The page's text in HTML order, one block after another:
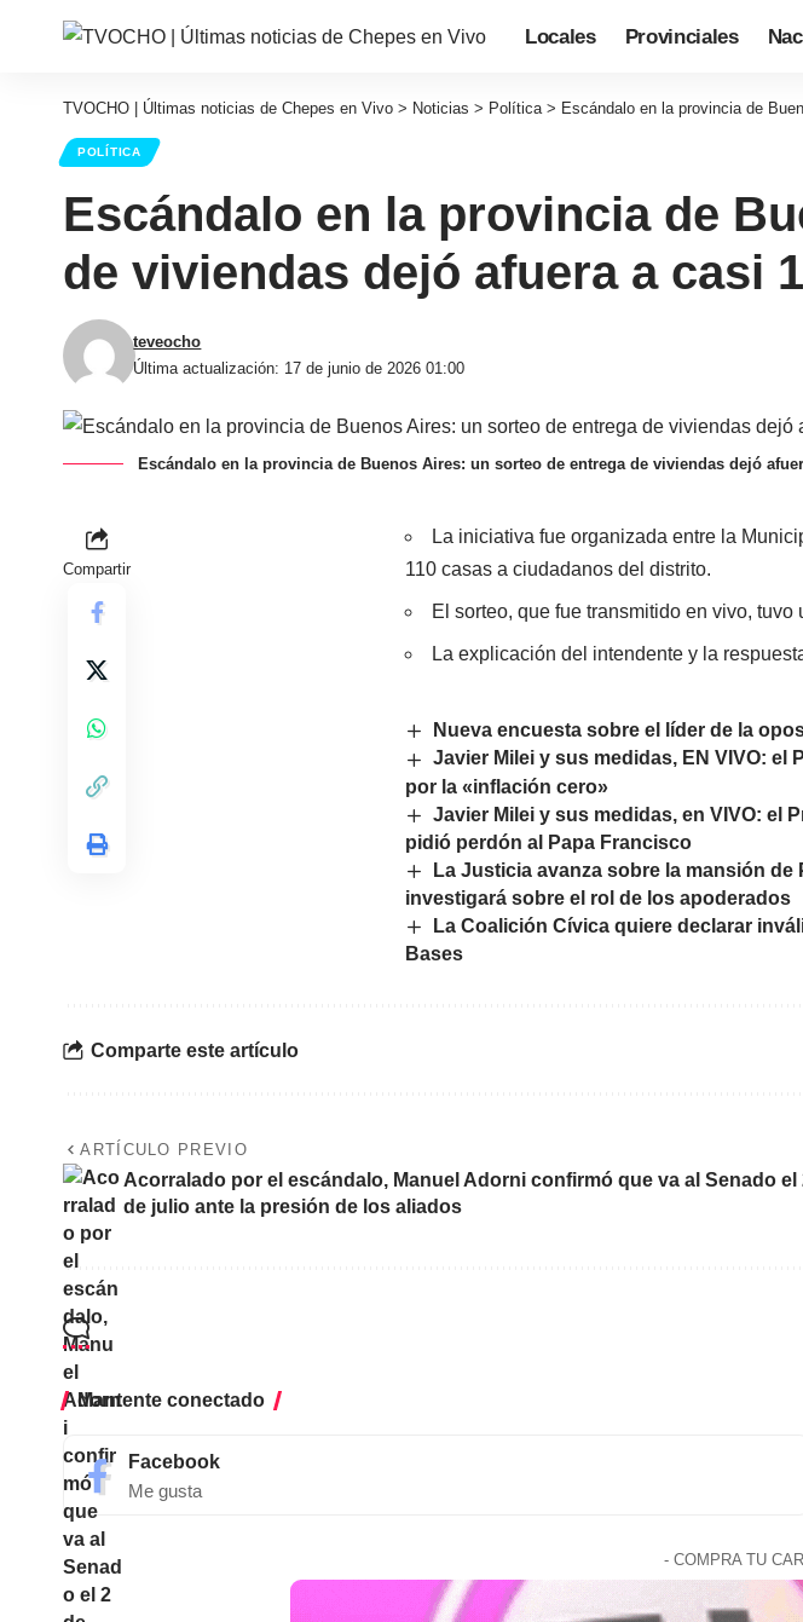
Locales Provinciales
TVOCHO | Últimas noticias de Chepes en Vivo > Noticias > Política> Escándalo en la provincia de
POLÍTICA
Escándalo en la provincia de
de viviendas dejó afuera a casi
Última actualización: 17 de junio de 2026 01:00
teveocho
Escándalo en la provincia de Buenos Aires: un sorteo de entrega de viviendas dejó
Compartir
La iniciativa fue organizada entre la
110 casas a ciudadanos del distrito.
El sorteo, que fue transmitido en vivo,
La explicación del intendente y la
Nueva encuesta sobre el líder de la
Javier Milei y sus medidas, EN VIVO:
por la «inflación cero»
Javier Milei y sus medidas, en VIVO: el
pidió perdón al Papa Francisco
La Justicia avanza sobre la mansión
investigará sobre el rol de los apoderados
La Coalición Cívica quiere declarar
Bases
Comparte este artículo
ARTÍCULO PREVIO
Acorralado por el escándalo, Manuel Adorni confirmó que va al Senado el
de julio ante la presión de los aliados
Mantente conectado
Facebook
Me gusta
- COMPRA TU